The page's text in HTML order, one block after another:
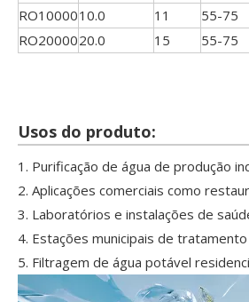
RO1000010.0 11 55-75
RO2000020.0 15 55-75
Usos do produto:
1. Purificação de água de produção
2. Aplicações comerciais como
3. Laboratórios e instalações de
4. Estações municipais de tratamento
5. Filtragem de água potável